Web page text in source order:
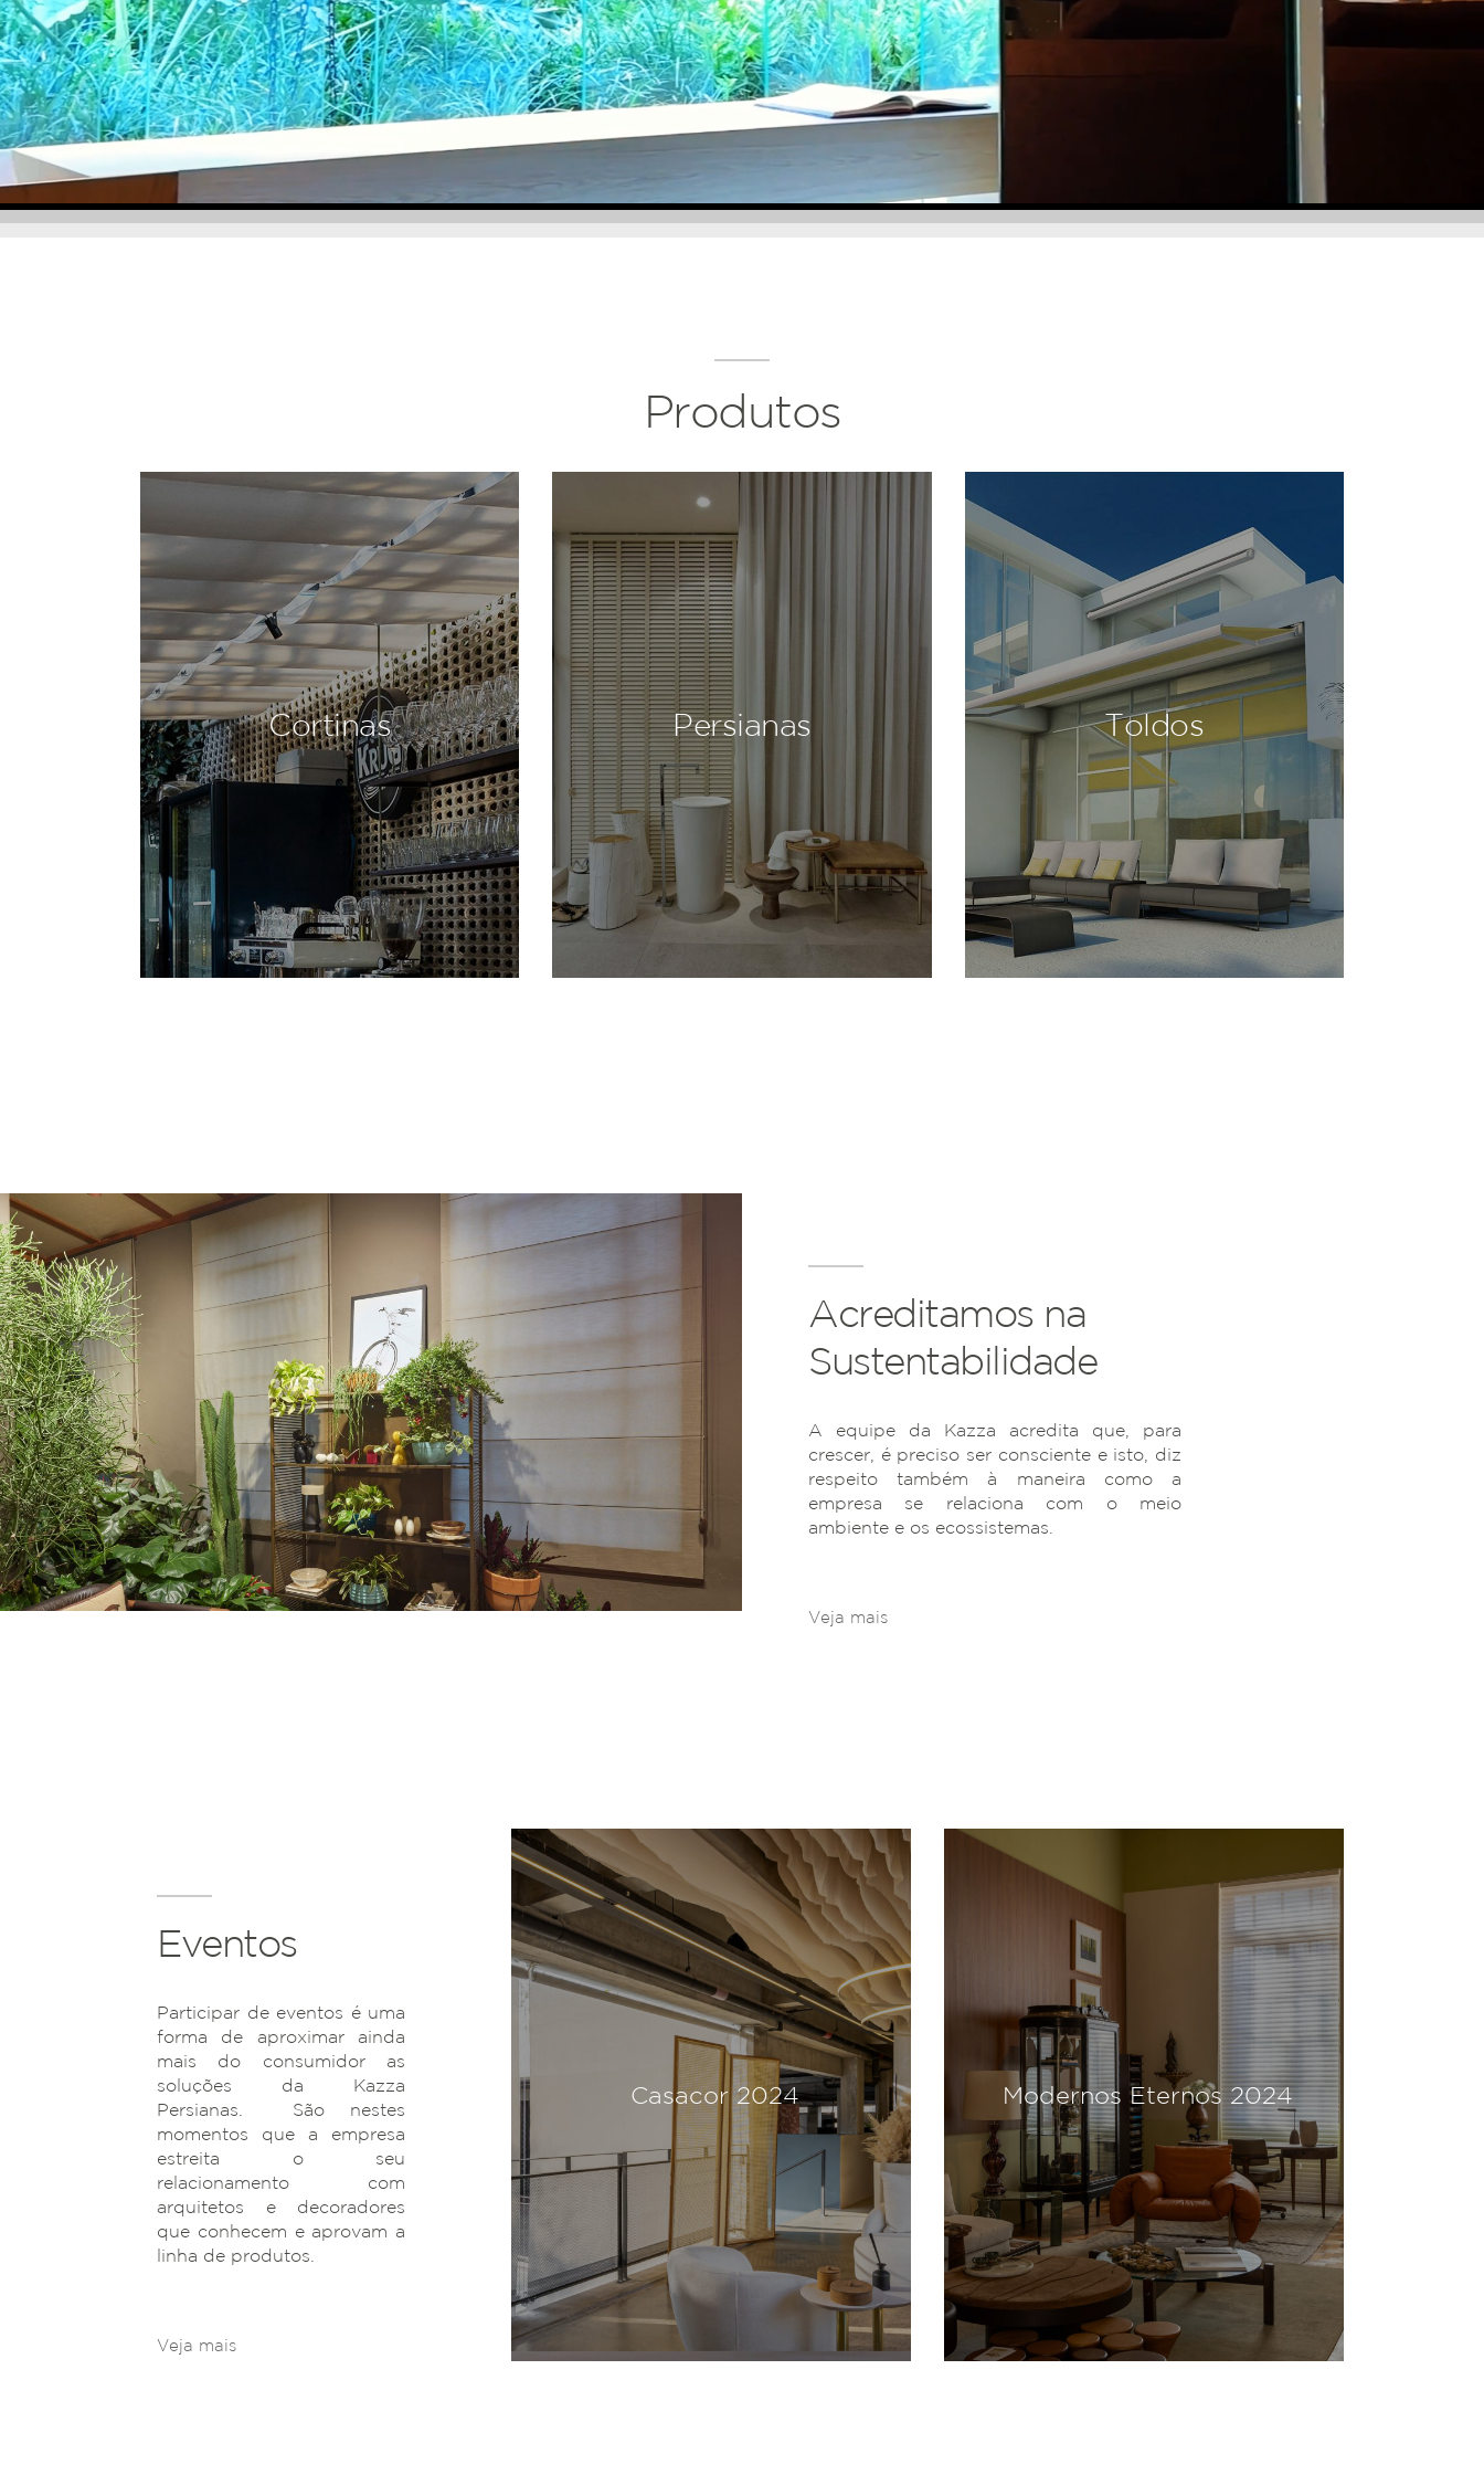
Produtos
Cortinas Persianas Toldos
Acreditamos na
Sustentabilidade
A equipe da Kazza acredita que, para
crescer, é preciso ser consciente e isto, diz
respeito também à maneira como a
empresa se relaciona com o meio
ambiente e os ecossistemas.
Veja mais
Eventos
Participar de eventos é uma
forma de aproximar ainda
mais do consumidor as
soluções da Kazza
Persianas. São nestes
momentos que a empresa
estreita o seu
relacionamento com
arquitetos e decoradores
que conhecem e aprovam a
linha de produtos.
Veja mais
Casacor 2024 Modernos Eternos 2024